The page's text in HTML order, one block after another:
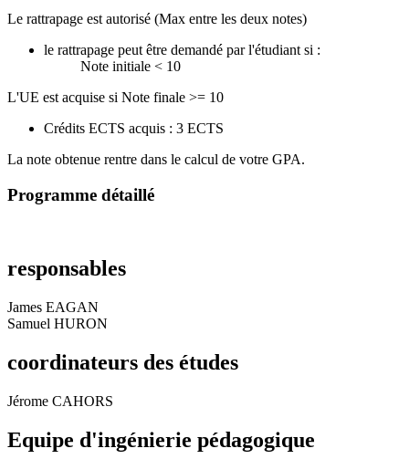
Le rattrapage est autorisé (Max entre les deux notes)
le rattrapage peut être demandé par l'étudiant si :
Note initiale < 10
L'UE est acquise si Note finale >= 10
Crédits ECTS acquis : 3 ECTS
La note obtenue rentre dans le calcul de votre GPA.
Programme détaillé
responsables
James EAGAN
Samuel HURON
coordinateurs des études
Jérome CAHORS
Equipe d'ingénierie pédagogique